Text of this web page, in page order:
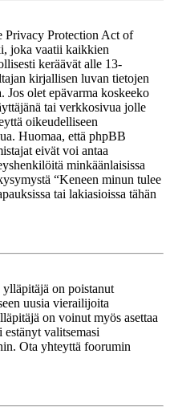
Privacy Protection Act of
joka vaatii kaikkien
keräävät alle 13-
kirjallisen luvan tietojen
Jos olet epävarma koskeeko
tai verkkosivua jolle
oikeudelliseen
Huomaa, että phpBB
eivät voi antaa
minkäänlaisissa
“Keneen minun tulee
tai lakiasioissa tähän
on poistanut
uusia vierailijoita
on voinut myös asettaa
valitsemasi
Ota yhteyttä foorumin